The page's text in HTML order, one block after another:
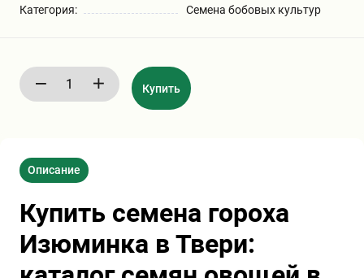
Шарафуга
Бирючина
Плющ
Кустарники
ПАМПАСНАЯ ТРАВА
Экзотические растения
Декоративные саженцы
Хвойные саженцы
Клематис
Категория: Семена бобовых культур
Купить
Описание
Купить семена гороха
Изюминка в Твери: